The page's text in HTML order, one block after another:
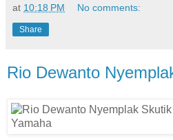
at 10:18 PM No comments:
Share
Rio Dewanto